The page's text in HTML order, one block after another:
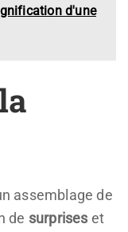
d'une
assemblage de
de surprises et